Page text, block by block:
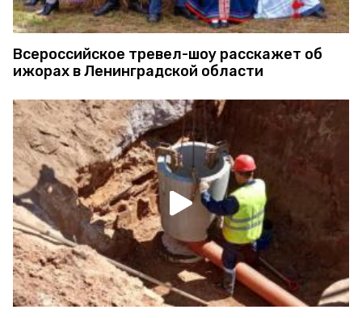
Всероссийское тревел-шоу расскажет об
ижорах в Ленинградской области